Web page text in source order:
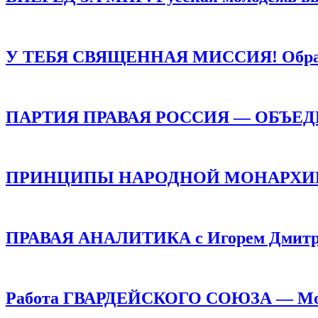
У ТЕБЯ СВЯЩЕННАЯ МИССИЯ!
ПАРТИЯ ПРАВАЯ РОССИЯ —
ПРИНЦИПЫ НАРОДНОЙ МОНАРХИИ
ПРАВАЯ АНАЛИТИКА с Игорем
Работа ГВАРДЕЙСКОГО СОЮЗА —